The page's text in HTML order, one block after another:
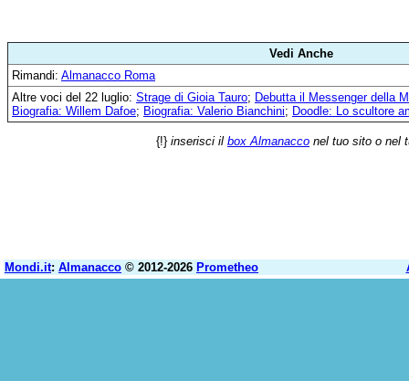
Vedi Anche
Rimandi: Almanacco Roma
Altre voci del 22 luglio: Strage di Gioia Tauro; Debutta il Messenger della
Biografia: Willem Dafoe; Biografia: Valerio Bianchini; Doodle: Lo scultore
{!} inserisci il box Almanacco nel tuo sito o nel
Mondi.it: Almanacco © 2012-2026 Prometheo